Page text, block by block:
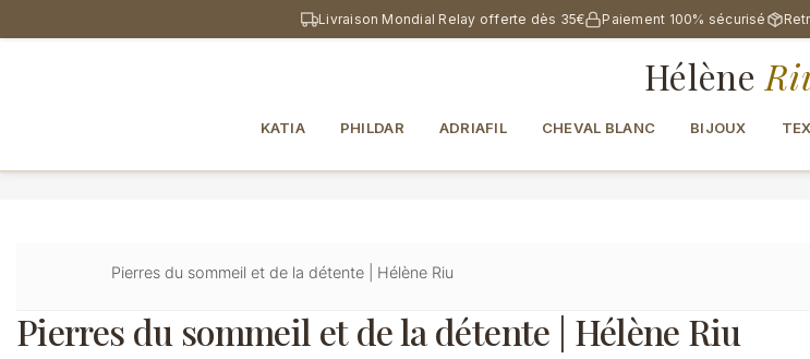
contenu
Livraison Mondial Relay offerte dès 35€ Paiement 100% sécurisé
Hélène
KATIA PHILDAR ADRIAFIL CHEVAL BLANC BIJOUX
Pierres du sommeil et de la détente | Hélène Riu
Pierres du sommeil et de la détente | Hélène Riu